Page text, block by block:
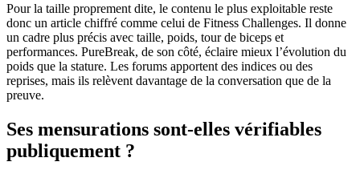
Pour la taille proprement dite, le contenu le plus exploitable reste
donc un article chiffré comme celui de Fitness Challenges. Il donne
un cadre plus précis avec taille, poids, tour de biceps et
performances. PureBreak, de son côté, éclaire mieux l’évolution du
poids que la stature. Les forums apportent des indices ou des
reprises, mais ils relèvent davantage de la conversation que de la
preuve.
Ses mensurations sont-elles vérifiables
publiquement ?